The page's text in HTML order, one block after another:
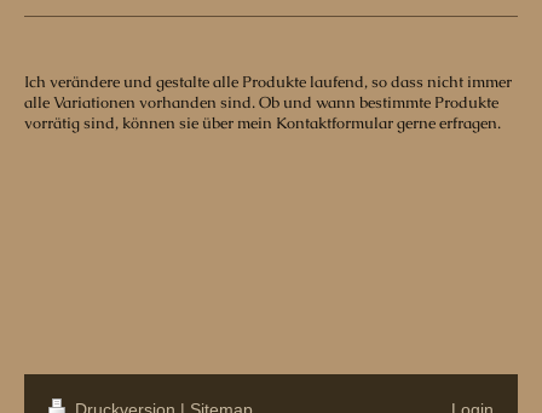
Ich verändere und gestalte alle Produkte laufend, so dass nicht immer
alle Variationen vorhanden sind. Ob und wann bestimmte Produkte
vorrätig sind, können sie über mein Kontaktformular gerne erfragen.